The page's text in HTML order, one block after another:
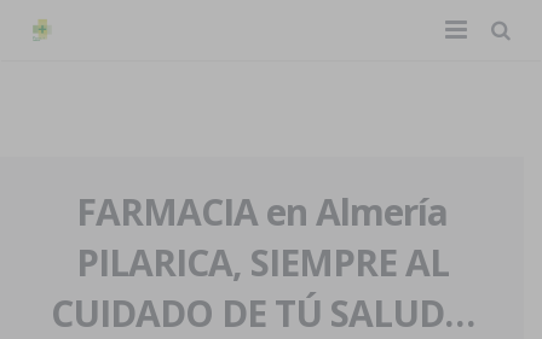
La farmacia
Nuestra historia
Nuestro equipo
Eventos
Servicios y reservas
FARMACIA en Almería
PILARICA, SIEMPRE AL
CUIDADO DE TÚ SALUD…